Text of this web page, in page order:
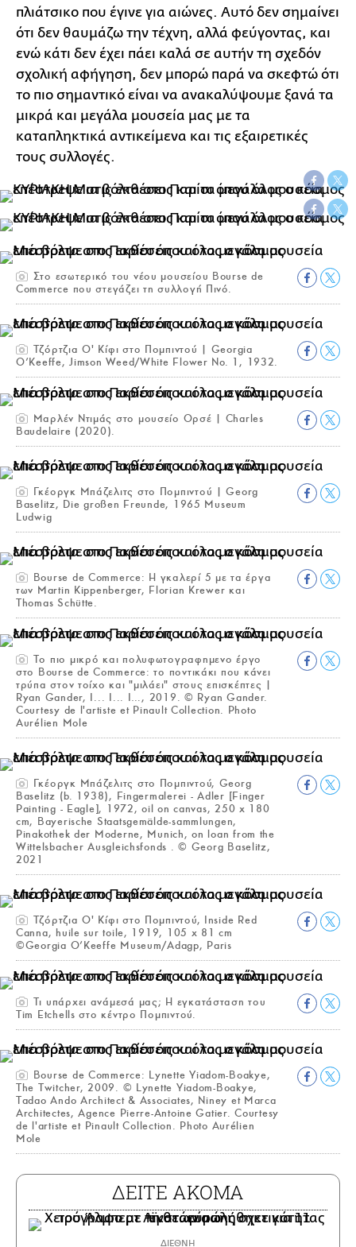
πλιάτσικο που έγινε για αιώνες. Αυτό δεν σημαίνει
ότι δεν θαυμάζω την τέχνη, αλλά φεύγοντας, και
ενώ κάτι δεν έχει πάει καλά σε αυτήν τη σχεδόν
σχολική αφήγηση, δεν μπορώ παρά να σκεφτώ ότι
το πιο σημαντικό είναι να ανακαλύψουμε ξανά τα
μικρά και μεγάλα μουσεία μας με τα
καταπληκτικά αντικείμενα και τις εξαιρετικές
τους συλλογές.
Στο εσωτερικό του νέου μουσείου Bourse de
Commerce που στεγάζει τη συλλογή Πινό.
Τζόρτζια Ο' Κίφι στο Πομπιντού | Georgia
O’Keeffe, Jimson Weed/White Flower No. 1, 1932.
Μαρλέν Ντιμάς στο μουσείο Ορσέ | Charles
Baudelaire (2020).
Γκέοργκ Μπάζελιτς στο Πομπιντού | Georg
Baselitz, Die großen Freunde, 1965 Museum
Ludwig
Bourse de Commerce: Η γκαλερί 5 με τα έργα
των Martin Kippenberger, Florian Krewer και
Thomas Schütte.
Το πιο μικρό και πολυφωτογραφημενο έργο
στο Bourse de Commerce: το ποντικάκι που κάνει
τρύπα στον τοίχο και "μιλάει" στους επισκέπτες |
Ryan Gander, I... I... I…, 2019. © Ryan Gander.
Courtesy de l'artiste et Pinault Collection. Photo
Aurélien Mole
Γκέοργκ Μπάζελιτς στο Πομπιντού, Georg
Baselitz (b. 1938), Fingermalerei - Adler [Finger
Painting - Eagle], 1972, oil on canvas, 250 x 180
cm, Bayerische Staatsgemälde-sammlungen,
Pinakothek der Moderne, Munich, on loan from the
Wittelsbacher Ausgleichsfonds . © Georg Baselitz,
2021
Τζόρτζια Ο' Κίφι στο Πομπιντού, Inside Red
Canna, huile sur toile, 1919, 105 x 81 cm
©Georgia O’Keeffe Museum/Adagp, Paris
Τι υπάρχει ανάμεσά μας; Η εγκατάσταση του
Tim Etchells στο κέντρο Πομπιντού.
Bourse de Commerce: Lynette Yiadom-Boakye,
The Twitcher, 2009. © Lynette Yiadom-Boakye,
Tadao Ando Architect & Associates, Niney et Marca
Architectes, Agence Pierre-Antoine Gatier. Courtesy
de l'artiste et Pinault Collection. Photo Aurélien
Mole
ΔΕΙΤΕ ΑΚΟΜΑ
ΔΙΕΘΝΗ